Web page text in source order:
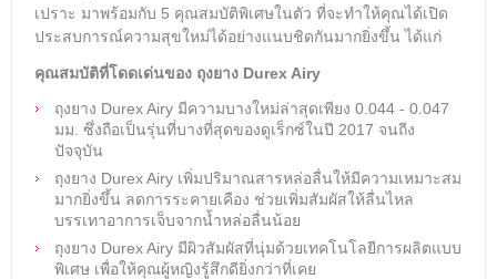
เปราะ มาพร้อมกับ 5 คุณสมบัติพิเศษในตัว ที่จะทำให้คุณได้เปิด
ประสบการณ์ความสุขใหม่ได้อย่างแนบชิดกันมากยิ่งขึ้น ได้แก่
คุณสมบัติที่โดดเด่นของ ถุงยาง Durex Airy
ถุงยาง Durex Airy มีความบางใหม่ล่าสุดเพียง 0.044 - 0.047
มม. ซึ่งถือเป็นรุ่นที่บางที่สุดของดูเร็กซ์ในปี 2017 จนถีง
ปัจจุบัน
ถุงยาง Durex Airy เพิ่มปริมาณสารหล่อลื่นให้มีความเหมาะสม
มากยิ่งขึ้น ลดการระคายเคือง ช่วยเพิ่มสัมผัสให้ลื่นไหล
บรรเทาอาการเจ็บจากน้ำหล่อลื่นน้อย
ถุงยาง Durex Airy มีผิวสัมผัสที่นุ่มด้วยเทคโนโลยีการผลิตแบบ
พิเศษ เพื่อให้คุณผู้หญิงรู้สึกดียิ่งกว่าที่เคย